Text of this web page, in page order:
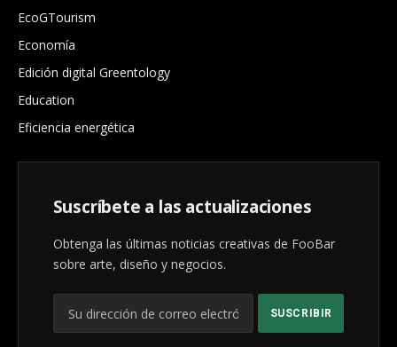
EcoGTourism
Economía
Edición digital Greentology
Education
Eficiencia energética
Suscríbete a las actualizaciones
Obtenga las últimas noticias creativas de FooBar
sobre arte, diseño y negocios.